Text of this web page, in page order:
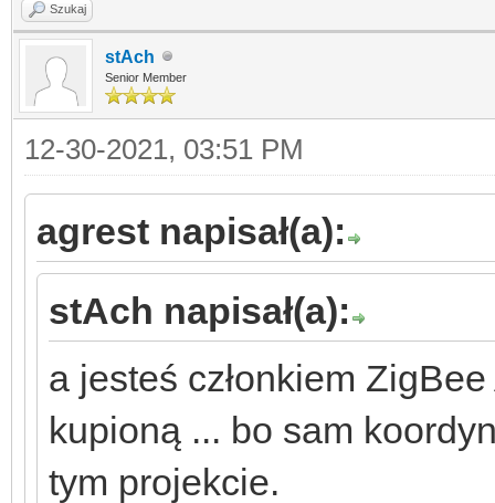
Szukaj
stAch
Senior Member
12-30-2021, 03:51 PM
agrest napisał(a):
stAch napisał(a):
a jesteś członkiem
kupioną ... bo sam
tym projekcie.